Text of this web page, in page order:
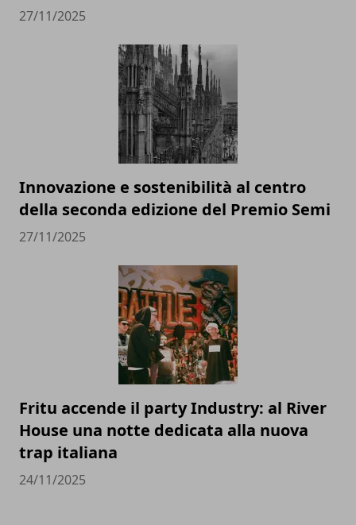
27/11/2025
Innovazione e sostenibilità al centro
della seconda edizione del Premio Semi
27/11/2025
Fritu accende il party Industry: al River
House una notte dedicata alla nuova
trap italiana
24/11/2025